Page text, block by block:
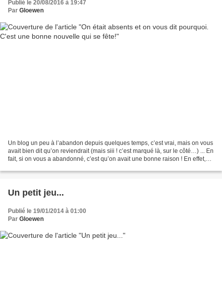
Publié le 20/08/2016 à 19:47
Par Gloewen
Un blog un peu à l’abandon depuis quelques temps, c’est vrai, mais on vous
avait bien dit qu’on reviendrait (mais siii ! c’est marqué là, sur le côté…) ... En
fait, si on vous a abandonné, c’est qu’on avait une bonne raison ! En effet,
Un petit jeu...
Publié le 19/01/2014 à 01:00
Par Gloewen